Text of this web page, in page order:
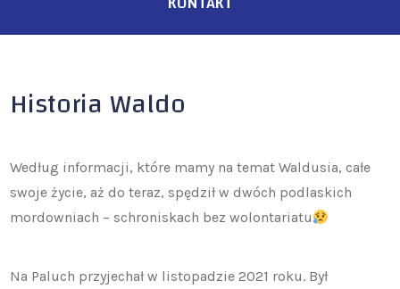
Historia Waldo
Według informacji, które mamy na temat Waldusia, całe
swoje życie, aż do teraz, spędził w dwóch podlaskich
mordowniach – schroniskach bez wolontariatu
Na Paluch przyjechał w listopadzie 2021 roku. Był